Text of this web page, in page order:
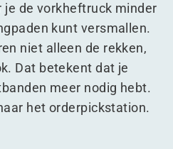
je de vorkheftruck minder
kunt versmallen.
niet alleen de rekken,
Dat betekent dat je
meer nodig hebt.
het orderpickstation.